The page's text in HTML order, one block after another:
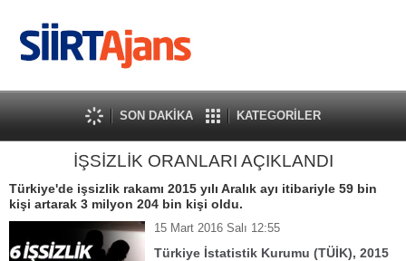
SON DAKİKA KATEGORİLER
İŞSİZLİK ORANLARI AÇIKLANDI
Türkiye'de işsizlik rakamı 2015 yılı Aralık ayı itibariyle 59 bin
kişi artarak 3 milyon 204 bin kişi oldu.
15 Mart 2016 Salı 12:55
Türkiye İstatistik Kurumu (TÜİK), 2015